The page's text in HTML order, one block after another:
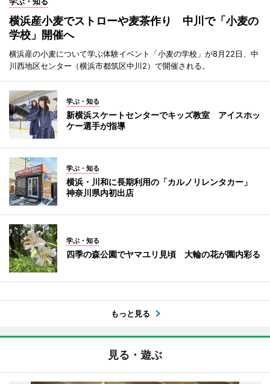
横浜産小麦でストローや麦茶作り 中川で「小麦の
学校」開催へ
横浜産の小麦について学ぶ体験イベント「小麦の学校」が8月22日、中
川西地区センター（横浜市都筑区中川2）で開催される。
学ぶ・知る
新横浜スケートセンターでキッズ教室 アイスホッ
ケー選手が指導
学ぶ・知る
横浜・川和に長期利用の「カルノリレンタカー」
神奈川県内初出店
学ぶ・知る
四季の森公園でヤマユリ見頃 大輪の花が園内彩る
もっと見る
見る・遊ぶ